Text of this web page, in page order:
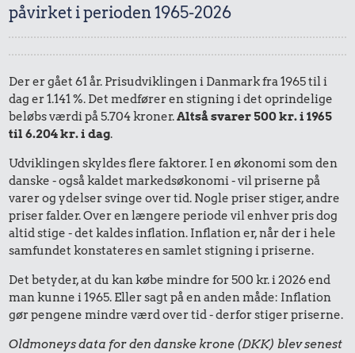
påvirket i perioden 1965-2026
Der er gået 61 år. Prisudviklingen i Danmark fra 1965 til i
dag er 1.141 %. Det medfører en stigning i det oprindelige
beløbs værdi på 5.704 kroner.Altså svarer 500 kr. i 1965
til 6.204 kr. i dag.
Udviklingen skyldes flere faktorer. I en økonomi som den
danske - også kaldet markedsøkonomi - vil priserne på
varer og ydelser svinge over tid. Nogle priser stiger, andre
priser falder. Over en længere periode vil enhver pris dog
altid stige - det kaldes inflation. Inflation er, når der i hele
samfundet konstateres en samlet stigning i priserne.
Det betyder, at du kan købe mindre for 500 kr. i 2026 end
man kunne i 1965. Eller sagt på en anden måde: Inflation
gør pengene mindre værd over tid - derfor stiger priserne.
Oldmoneys data for den danske krone (DKK) blev senest